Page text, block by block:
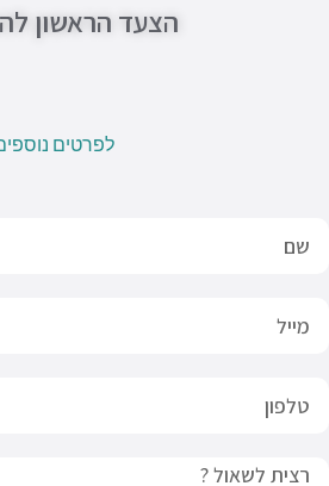
הצעד הראשון
לפרטים
Message